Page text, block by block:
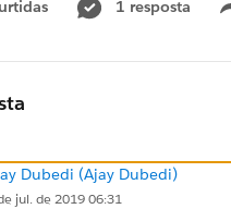
1 resposta
Dubedi (Ajay Dubedi)
jul. de 2019 06:31